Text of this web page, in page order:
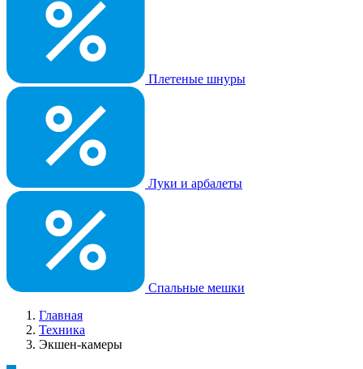
Плетеные шнуры
Луки и арбалеты
Спальные мешки
Главная
Техника
Экшен-камеры